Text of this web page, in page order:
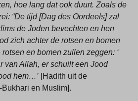
hoe lang dat ook duurt. Zoals de
“De tijd [Dag des Oordeels] zal
de Joden bevechten en hen
zich achter de rotsen en bomen
en bomen zullen zeggen: ‘
van Allah, er schuilt een Jood
hem…’ [Hadith uit de
en Muslim].